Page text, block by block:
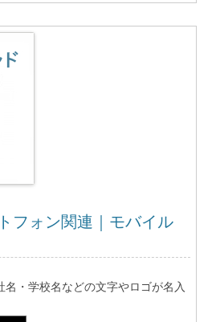
フォン関連｜モバイル
名・学校名などの文字やロゴが名入